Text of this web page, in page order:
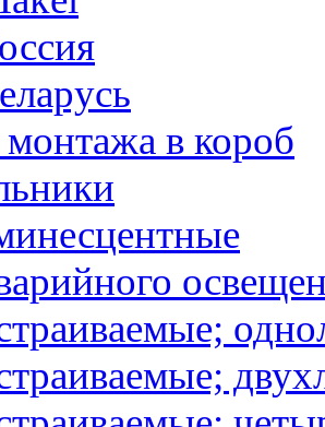
в короб